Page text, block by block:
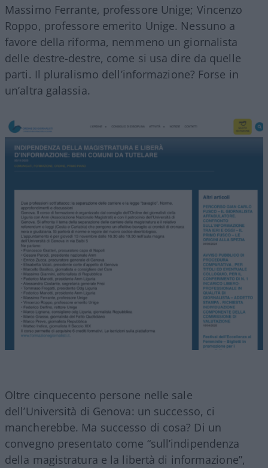
Massimo Ferrante, professore Unige; Vincenzo
Roppo, professore emerito Unige. Nessuno a
favore della riforma, nemmeno un giornalista
delle destre-destre, come si usa dire da quelle
parti. Il pluralismo dell’informazione? Forse in
un’altra galassia.
Oltre cinquecento persone nelle sale
dell’Università di Genova: un successo, ci
mancherebbe. Ma successo di cosa? Di un
convegno presentato come “sull’indipendenza
della magistratura e la libertà di informazione”,